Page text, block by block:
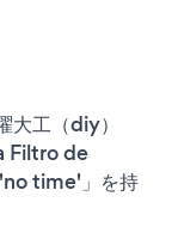
工（diy）
Filtro de
time'」を持